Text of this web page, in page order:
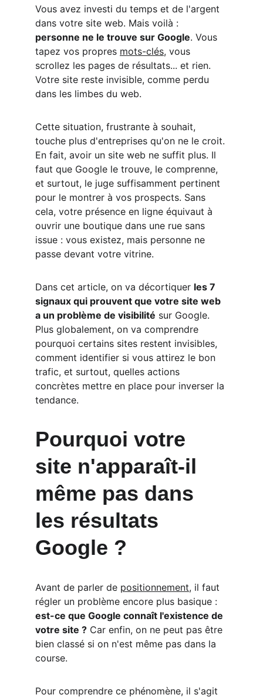
Vous avez investi du temps et de l'argent
dans votre site web. Mais voilà :
personne ne le trouve sur Google. Vous
tapez vos propres mots-clés, vous
scrollez les pages de résultats... et rien.
Votre site reste invisible, comme perdu
dans les limbes du web.
Cette situation, frustrante à souhait,
touche plus d'entreprises qu'on ne le croit.
En fait, avoir un site web ne suffit plus. Il
faut que Google le trouve, le comprenne,
et surtout, le juge suffisamment pertinent
pour le montrer à vos prospects. Sans
cela, votre présence en ligne équivaut à
ouvrir une boutique dans une rue sans
issue : vous existez, mais personne ne
passe devant votre vitrine.
Dans cet article, on va décortiquer les 7
signaux qui prouvent que votre site web
a un problème de visibilité sur Google.
Plus globalement, on va comprendre
pourquoi certains sites restent invisibles,
comment identifier si vous attirez le bon
trafic, et surtout, quelles actions
concrètes mettre en place pour inverser la
tendance.
Pourquoi votre
site n'apparaît-il
même pas dans
les résultats
Google ?
Avant de parler de positionnement, il faut
régler un problème encore plus basique :
est-ce que Google connaît l'existence de
votre site ? Car enfin, on ne peut pas être
bien classé si on n'est même pas dans la
course.
Pour comprendre ce phénomène, il s'agit